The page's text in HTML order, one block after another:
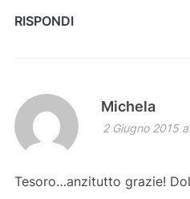
RISPONDI
Michela
2 Giugno 2015
Tesoro…anzitutto grazie!